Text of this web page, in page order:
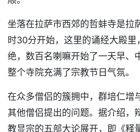
坐落在拉萨市西郊的哲蚌寺是拉
时30分开始，这里的诵经大殿里
绝，数百名喇嘛开始了一天早、
整个寺院充满了宗教节日气氛。
在众多僧侣的簇拥中，群培仁增
其他僧侣提出的问题。据介绍，
教显宗的五部大论展开，即《释